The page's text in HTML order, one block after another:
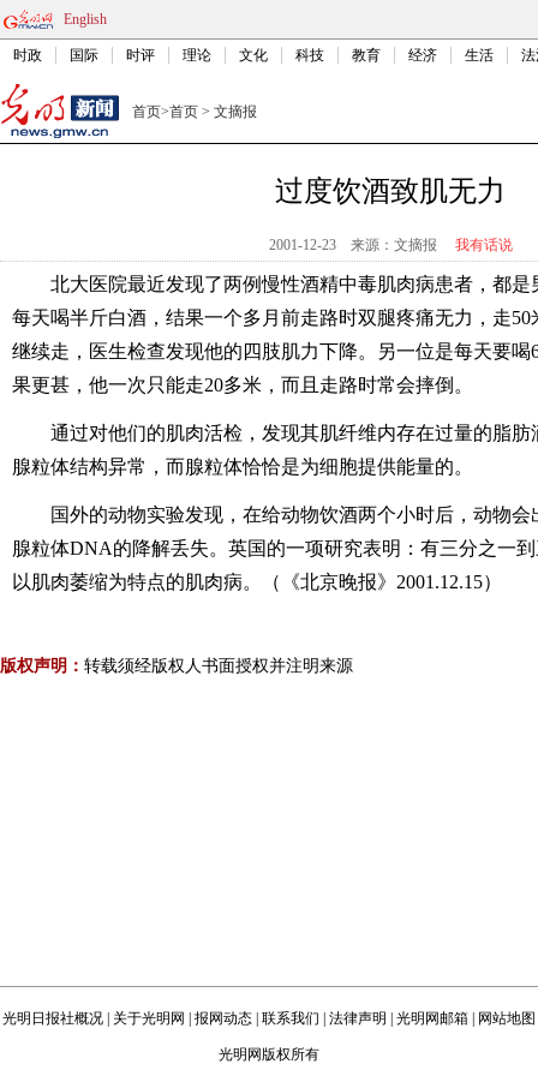
English
时政 国际 时评 理论 文化 科技 教育 经济 生活
首页>首页 > 文摘报
过度饮酒致肌无力
2001-12-23 来源：文摘报 我有话说
北大医院最近发现了两例慢性酒精中毒肌肉病患者，都
每天喝半斤白酒，结果一个多月前走路时双腿疼痛无力，走
继续走，医生检查发现他的四肢肌力下降。另一位是每天要喝
果更甚，他一次只能走20多米，而且走路时常会摔倒。
通过对他们的肌肉活检，发现其肌纤维内存在过量的脂
腺粒体结构异常，而腺粒体恰恰是为细胞提供能量的。
国外的动物实验发现，在给动物饮酒两个小时后，动物
腺粒体DNA的降解丢失。英国的一项研究表明：有三分之一
以肌肉萎缩为特点的肌肉病。（《北京晚报》2001.12.15）
版权声明： 转载须经版权人书面授权并注明来源
光明日报社概况 关于光明网 报网动态 联系我们 法律声明 光明网邮箱 网站地图
光明网版权所有